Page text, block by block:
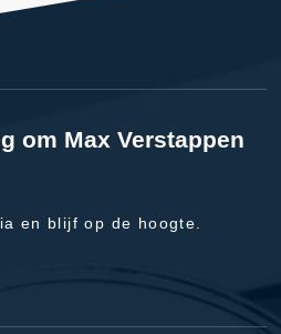
om Max Verstappen
en blijf op de hoogte.